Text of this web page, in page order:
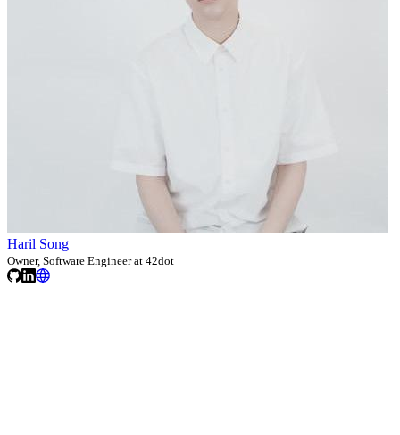
Haril Song
Owner, Software Engineer at 42dot